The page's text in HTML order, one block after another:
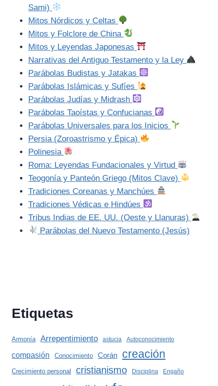
Sami)
Mitos Nórdicos y Celtas
Mitos y Folclore de China
Mitos y Leyendas Japonesas
Narrativas del Antiguo Testamento y la Ley
Parábolas Budistas y Jatakas
Parábolas Islámicas y Sufíes
Parábolas Judías y Midrash
Parábolas Taoístas y Confucianas
Parábolas Universales para los Inicios
Persia (Zoroastrismo y Épica)
Polinesia
Roma: Leyendas Fundacionales y Virtud
Teogonía y Panteón Griego (Mitos Clave)
Tradiciones Coreanas y Manchúes
Tradiciones Védicas e Hindúes
Tribus Indias de EE. UU. (Oeste y Llanuras)
Parábolas del Nuevo Testamento (Jesús)
Etiquetas
Armonía Arrepentimiento astucia Autoconocimiento
compasión Conocimiento Corán creación
Crecimiento personal cristianismo Disciplina Engaño